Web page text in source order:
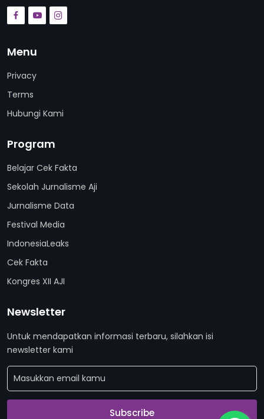
Menu
Privacy
Terms
Hubungi Kami
Program
Belajar Cek Fakta
Sekolah Jurnalisme Aji
Jurnalisme Data
Festival Media
IndonesiaLeaks
Cek Fakta
Kongres XII AJI
Newsletter
Untuk mendapatkan informasi terbaru, silahkan isi
newsletter kami
Subscribe